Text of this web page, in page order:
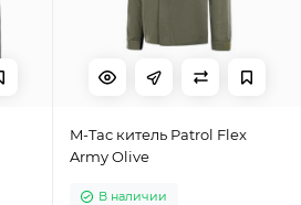
M-Tac китель Patrol Flex
Army Olive
В наличии